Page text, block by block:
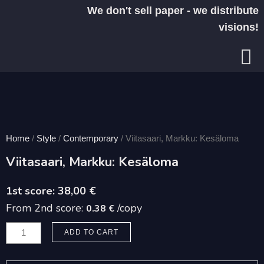
We don't sell paper - we distribute
visions!
Home / Style / Contemporary / Viitasaari, Markku: Kesäloma
Viitasaari, Markku: Kesäloma
38,00 €
From 2nd score: 0.38 € /copy
Viitasaari,
Markku:
ADD TO CART